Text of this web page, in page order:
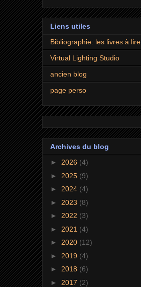
Liens utiles
Bibliographie: les livres à lire
Virtual Lighting Studio
ancien blog
page perso
Archives du blog
► 2026 (4)
► 2025 (9)
► 2024 (4)
► 2023 (8)
► 2022 (3)
► 2021 (4)
► 2020 (12)
► 2019 (4)
► 2018 (6)
► 2017 (2)